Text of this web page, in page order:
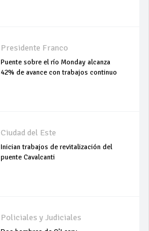
Presidente Franco
Puente sobre el río Monday alcanza
42% de avance con trabajos continuo
Ciudad del Este
Inician trabajos de revitalización del
puente Cavalcanti
Policiales y Judiciales